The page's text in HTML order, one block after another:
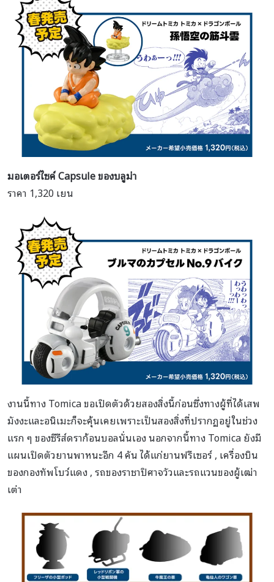
มอเตอร์ไซค์ Capsule ของบลูม่า
ราคา 1,320 เยน
งานนี้ทาง Tomica ขอเปิดตัวด้วยสองสิ่งนี้ก่อนซึ่งทางผู้ที่ได้เสพ
มังงะและอนิเมะก็จะคุ้นเคยเพราะเป็นสองสิ่งที่ปรากฏอยู่ในช่วง
แรก ๆ ของซีรีส์ดราก้อนบอลนั่นเอง นอกจากนี้ทาง Tomica ยังมี
แผนเปิดตัวยานพาหนะอีก 4 คัน ได้แก่ยานฟรีเซอร์ , เครื่องบิน
ของกองทัพโบว์แดง , รถของราชาปิศาจวัวและรถแวนของผู้เฒ่า
เต่า